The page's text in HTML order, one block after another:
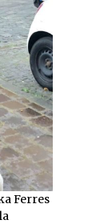
Ferres